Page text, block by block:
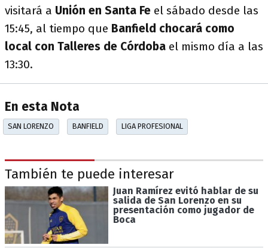
visitará a Unión en Santa Fe el sábado desde las
15:45, al tiempo que Banfield chocará como
local con Talleres de Córdoba el mismo día a las
13:30.
En esta Nota
SAN LORENZO BANFIELD LIGA PROFESIONAL
También te puede interesar
Juan Ramírez evitó hablar de su
salida de San Lorenzo en su
presentación como jugador de
Boca